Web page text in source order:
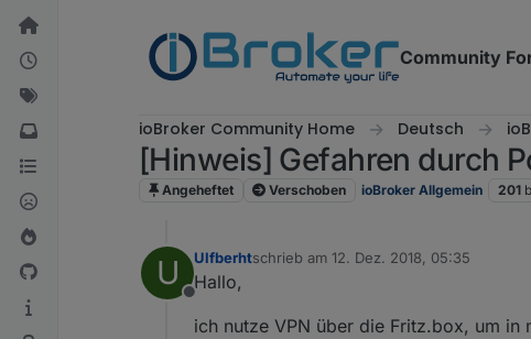
Weiter zum Inhalt
Community
ioBroker Community Home Deutsch
[Hinweis] Gefahren durch
Angeheftet Verschoben ioBroker Allgemein 201
U
Offline
Ulfberhtschrieb am 12. Dez. 2018, 05:35
zuletzt editiert von
Hallo,
ich nutze VPN über die Fritz.box, um in